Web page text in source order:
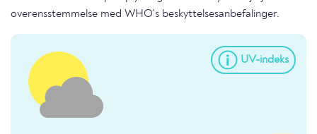
overensstemmelse med WHO's beskyttelsesanbefalinger.
UV-indeks